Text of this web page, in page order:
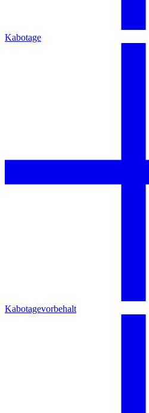
Kabotage
Kabotagevorbehalt